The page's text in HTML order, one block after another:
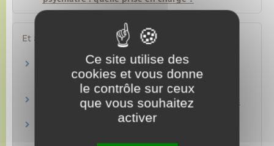
Et aussi
Affiliation à la sécurité sociale (assurance
maladie)
Social – Santé
Protection sociale d'un travailleur indépendant
Ressources humaines
Complémentaire santé (mutuelle) et
Ce site utilise des
cookies et vous donne
le contrôle sur ceux
que vous souhaitez
activer